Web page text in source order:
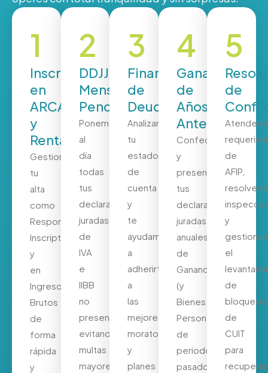
1
Inscripción
en
ARCA
y
Rentas
Gestionamos
tu
alta
como
Responsable
Inscripto
y
en
Ingresos
Brutos
de
forma
rápida
y
2
DDJJ
Mensuales
Pendientes
Ponemos
al
día
todas
tus
declaraciones
juradas
de
IVA
e
IIBB
no
presentadas,
evitando
multas
mayores
3
Financiación
de
Deudas
Analizamos
tu
estado
de
cuenta
y
te
ayudamos
a
adherirte
a
las
mejores
moratorias
y
planes
4
Ganancias
de
Años
Anteriores
Confeccionamos
y
presentamos
tus
declaraciones
juradas
anuales
de
Ganancias
(y
Bienes
Personales)
de
periodos
pasados
5
de
de
AFIP,
y
el
de
bloqueos
de
CUIT
para
recuperar